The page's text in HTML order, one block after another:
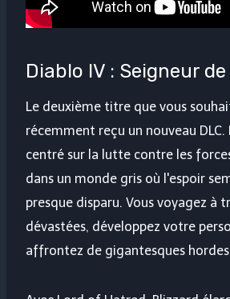
Diablo IV : Seigneur
Le deuxième titre que vous
récemment reçu un nouveau DLC.
centré sur la lutte contre les
dans un monde gris où l'espoir
presque disparu. Vous voyagez à
dévastées, développez votre
affrontez de gigantesques